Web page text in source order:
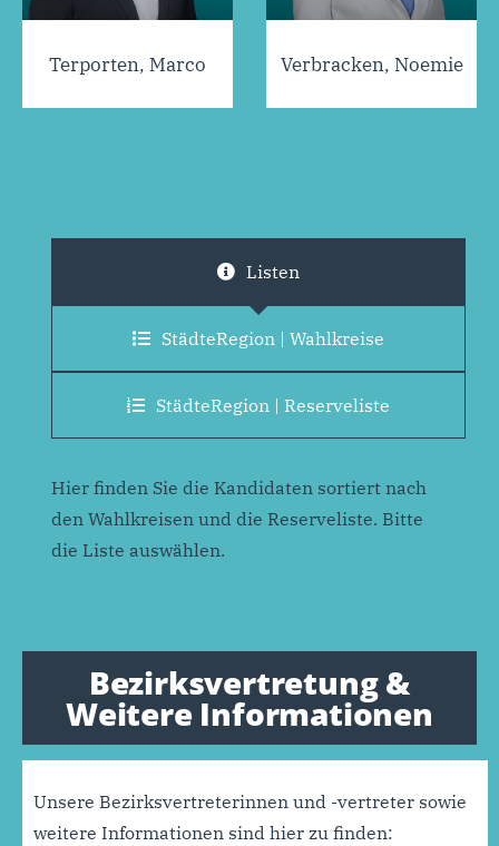
Terporten, Marco Verbracken, Noemie
Listen
StädteRegion | Wahlkreise
StädteRegion | Reserveliste
Hier finden Sie die Kandidaten sortiert nach
den Wahlkreisen und die Reserveliste. Bitte
die Liste auswählen.
Bezirksvertretung &
Weitere Informationen
Unsere Bezirksvertreterinnen und -vertreter sowie
weitere Informationen sind hier zu finden: